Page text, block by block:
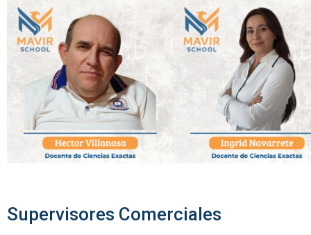
Supervisores Comerciales